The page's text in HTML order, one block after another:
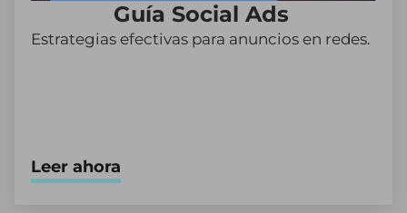
Guía Social Ads
Estrategias efectivas para anuncios en redes.
Leer ahora